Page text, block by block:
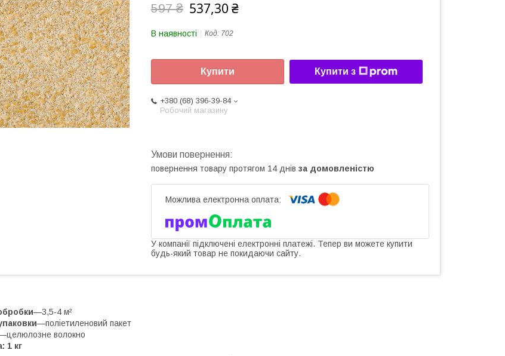
597 ₴ 537,30 ₴
В наявності Код: 702
Купити Купити з
+380 (68) 396-39-84
Робочий магазину
повернення товару протягом 14 днів за домовленістю
У компанії підключені електронні платежі. Тепер ви можете купити
будь-який товар не покидаючи сайту.
—3,5-4 м²
—поліетиленовий пакет
волокно
1 кг